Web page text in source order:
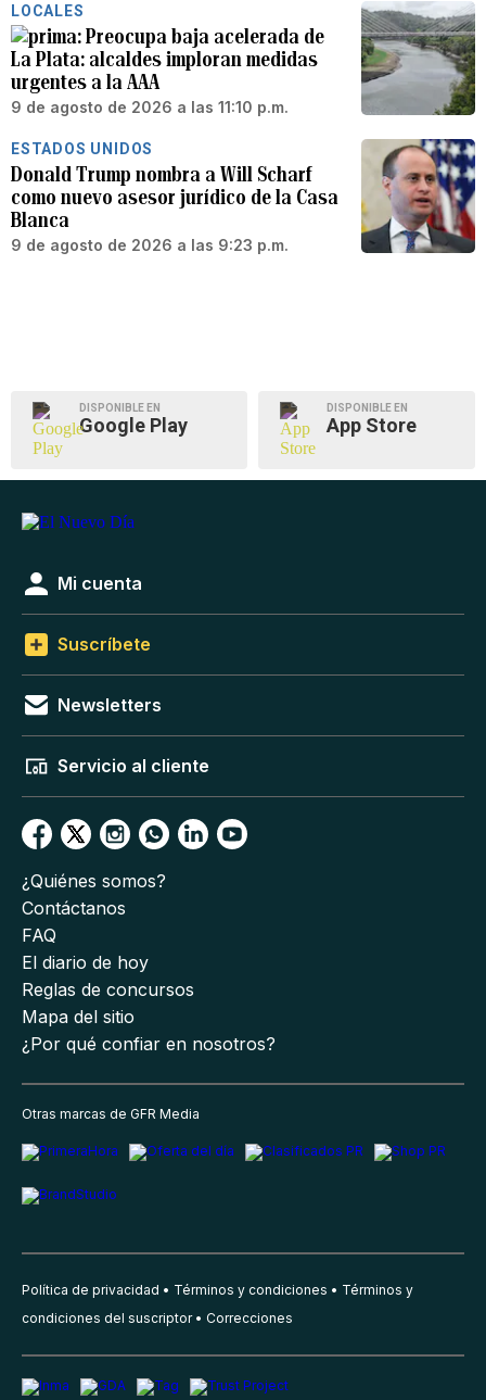
LOCALES
Preocupa baja acelerada de
La Plata: alcaldes imploran medidas
urgentes a la AAA
9 de agosto de 2026 a las 11:10 p.m.
ESTADOS UNIDOS
Donald Trump nombra a Will Scharf
como nuevo asesor jurídico de la Casa
Blanca
9 de agosto de 2026 a las 9:23 p.m.
DISPONIBLE EN
Google Play
DISPONIBLE EN
App Store
Mi cuenta
Suscríbete
Newsletters
Servicio al cliente
¿Quiénes somos?
Contáctanos
FAQ
El diario de hoy
Reglas de concursos
Mapa del sitio
¿Por qué confiar en nosotros?
Otras marcas de GFR Media
Política de privacidad Términos y condiciones
Términos y
condiciones del suscriptor
Correcciones